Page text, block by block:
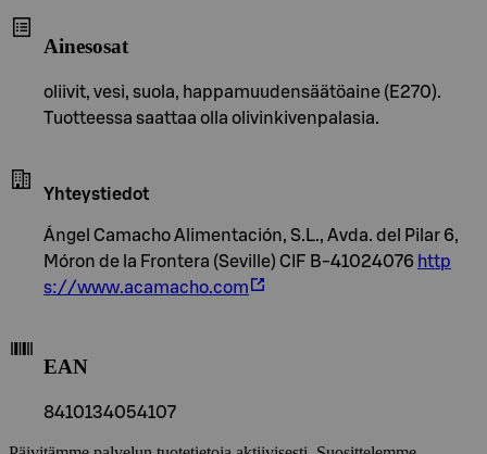
Ainesosat
oliivit, vesi, suola, happamuudensäätöaine (E270).
Tuotteessa saattaa olla olivinkivenpalasia.
Yhteystiedot
Ángel Camacho Alimentación, S.L., Avda. del Pilar 6,
Móron de la Frontera (Seville) CIF B-41024076 http
s://www.acamacho.com
EAN
8410134054107